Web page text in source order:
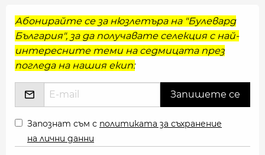
Абонирайте се за нюзлетъра на "Булевард
България", за да получавате селекция с най-
интересните теми на седмицата през
погледа на нашия екип:
Запознат съм с политиката за съхранение
на лични данни